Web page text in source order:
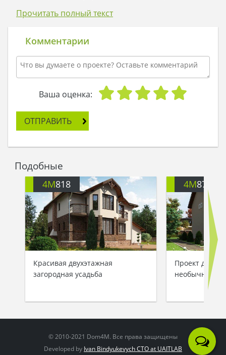
захочу уезжать. И доехал он до самого Севера,
двухэтажный особняк. От дома веяло Востоком:
минимализм, сочетание кремового и
коричневого цветов фасада, серая крыша,
ровные, строгие окна. Путешественник вышел
из авто, вдохнул морозный аромат, еще раз
окинул взглядом красивый дом и почувствовал
Да, именно в таком доме должен жить смелый,
достойный, сильный человек! Наконец-то ему
дня в день наслаждаясь уютом и комфортом. А
уж в этом дом был хорош как никакое иное
строение! Панировка – удобная, до всех комнат
можно добраться без препятствий и не
заблудиться в достаточно большой площади
дома.
- Мой дом, - пропел путешественник, смакуя на
устах каждую букву.
Так он в доме и остался, встречая на террасе
рассветы новых счастливых дней…
Прочитать полный текст
Комментарии
Ваша оценка:
ОТПРАВИТЬ
Подобные
4M818
Красивая двухэтажная
загородная усадьба
4M870
Проект
необычной
© 2010-2021 Dom4M. Все права защищены
Developed by Ivan Bindyukevych CTO at UAITLAB